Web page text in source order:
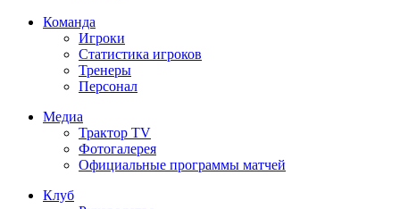
Команда
Игроки
Статистика игроков
Тренеры
Персонал
Медиа
Трактор TV
Фотогалерея
Официальные программы матчей
Клуб